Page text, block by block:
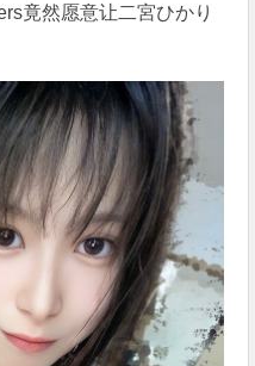
竟然愿意让二宮ひかり